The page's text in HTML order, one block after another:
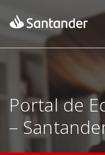
App Santander
App Santander
Portal de
–